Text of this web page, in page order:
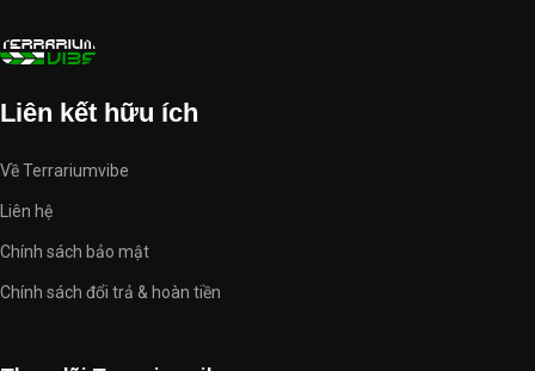
Liên kết hữu ích
Về Terrariumvibe
Liên hệ
Chính sách bảo mật
Chính sách đổi trả & hoàn tiền